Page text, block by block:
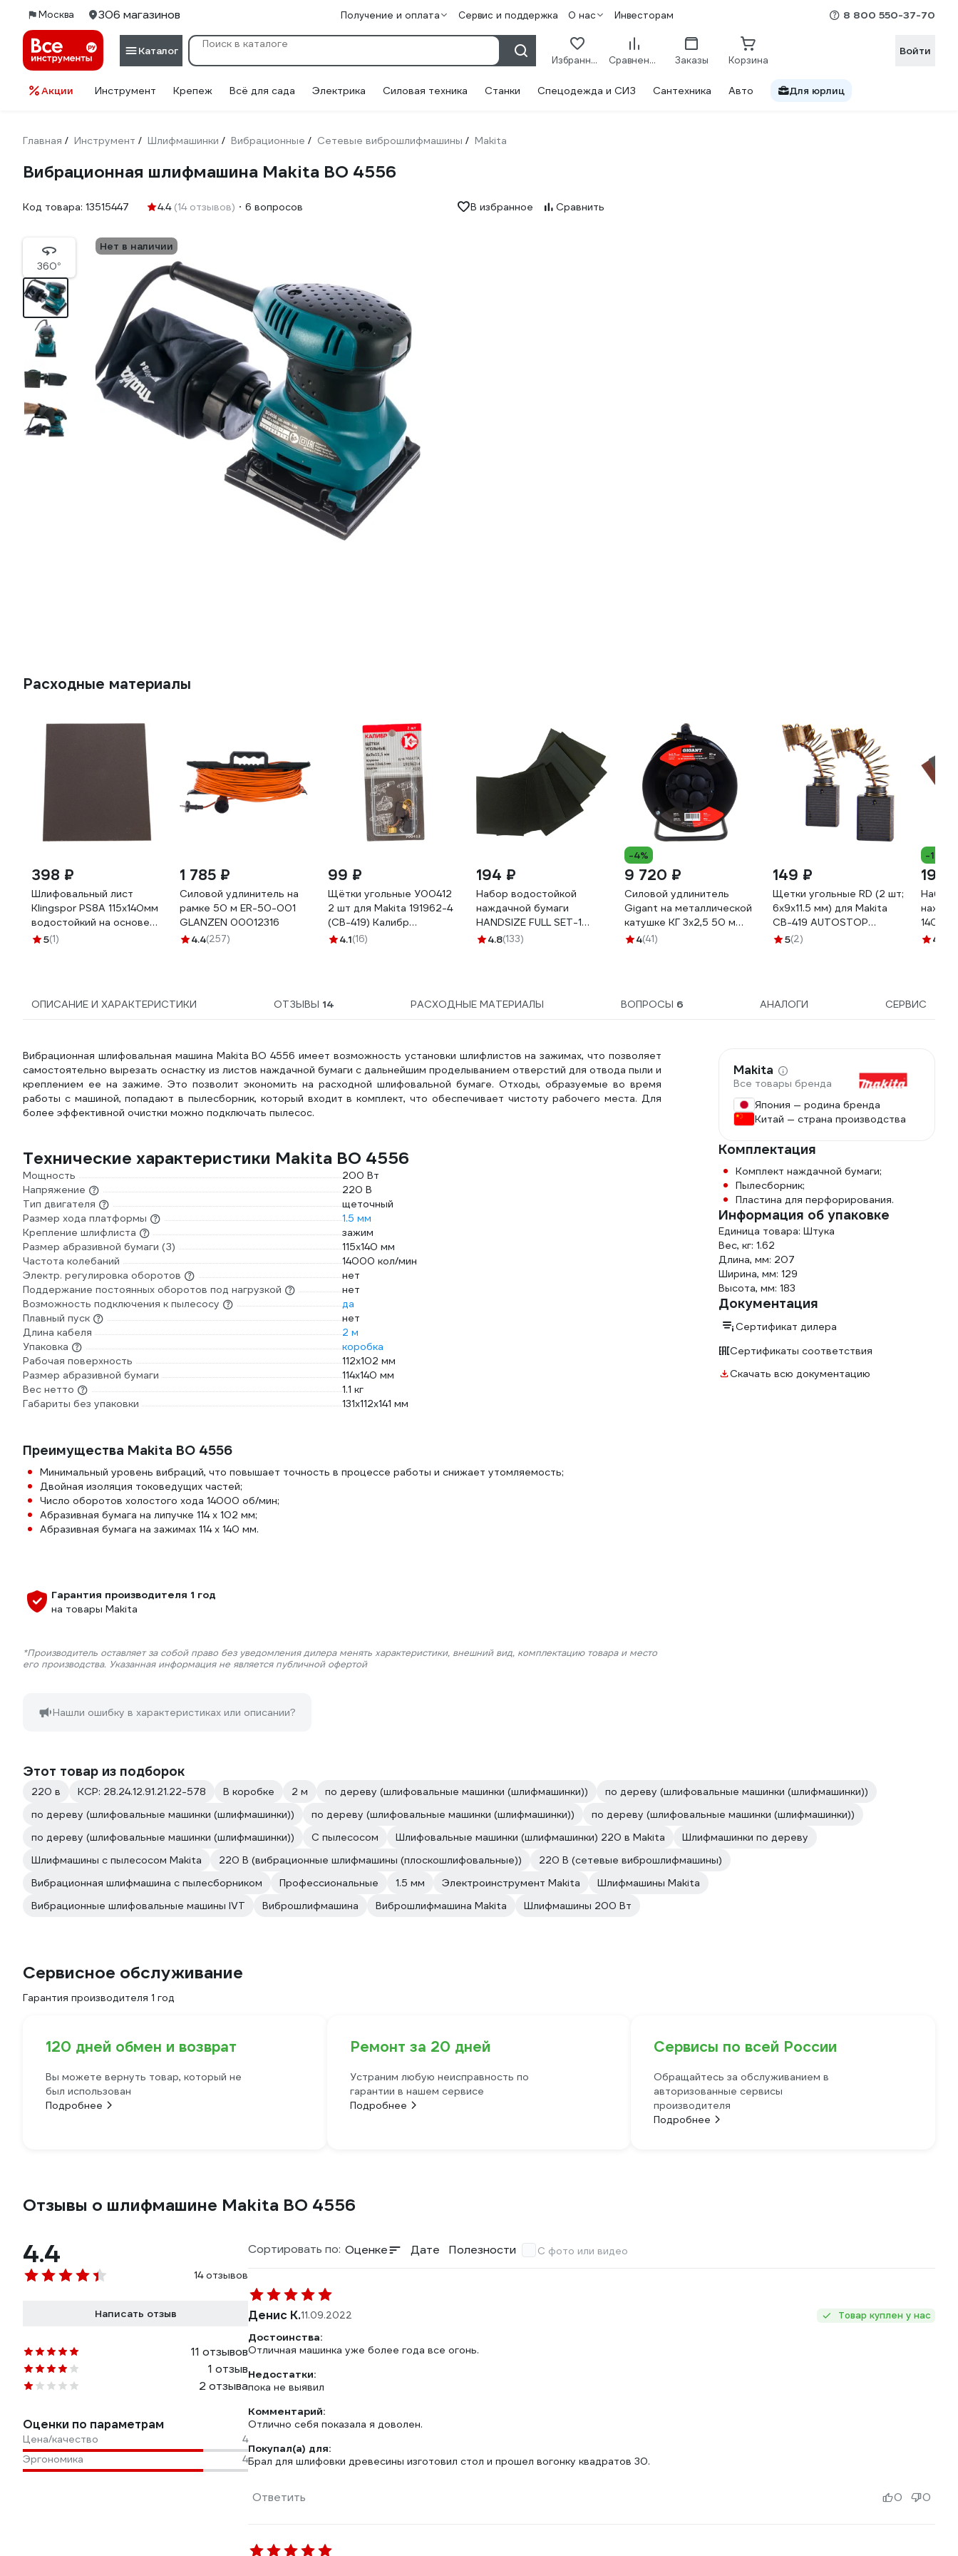
Москва 306 магазинов Получение и оплата Сервис и поддержка О нас Инвесторам 8 800 550-37-70
Каталог
Избранное Сравнение Заказы Корзина
Войти
Акции Инструмент Крепеж Всё для сада Электрика Силовая техника Станки Спецодежда и СИЗ Сантехника Авто Для юрлиц
Главная / Инструмент / Шлифмашинки / Вибрационные / Сетевые виброшлифмашины / Makita
Вибрационная шлифмашина Makita BO 4556
Код товара: 13515447 4.4 (14 отзывов) 6 вопросов В избранное Сравнить
360°
Нет в наличии
Расходные материалы
398 ₽
Шлифовальный лист
Klingspor PS8A 115x140мм
водостойкий на основе
из латексной бумаги,
5(1)
1 785 ₽
Силовой удлинитель на
рамке 50 м ER-50-001
GLANZEN 00012316
4.4(257)
99 ₽
Щётки угольные У00412
2 шт для Makita 191962-4
(CB-419) Калибр
00000075109
4.1(16)
194 ₽
Набор водостойкой
наждачной бумаги
HANDSIZE FULL SET-1
140x115 мм ABRAFORM
4.8(133)
-4%
9 720 ₽
Силовой удлинитель
Gigant на металлической
катушке КГ 3x2,5 50 м
80080
4(41)
149 ₽
Щетки угольные RD (2 шт;
6х9х11.5 мм) для Makita
CB-419 AUTOSTOP
HAMMER 54797
5(2)
-18%
194
Набор
1022111
4.9
ОПИСАНИЕ И ХАРАКТЕРИСТИКИ ОТЗЫВЫ 14 РАСХОДНЫЕ МАТЕРИАЛЫ ВОПРОСЫ 6 АНАЛОГИ СЕРВИС
Вибрационная шлифовальная машина Makita BO 4556 имеет возможность установки шлифлистов на зажимах, что позволяет
самостоятельно вырезать оснастку из листов наждачной бумаги с дальнейшим проделыванием отверстий для отвода пыли и
креплением ее на зажиме. Это позволит экономить на расходной шлифовальной бумаге. Отходы, образуемые во время
работы с машиной, попадают в пылесборник, который входит в комплект, что обеспечивает чистоту рабочего места. Для
более эффективной очистки можно подключать пылесос.
Технические характеристики Makita BO 4556
Мощность
200 Вт
Напряжение
220 В
Тип двигателя
щеточный
Размер хода платформы
1.5 мм
Крепление шлифлиста
зажим
Размер абразивной бумаги (З)
115х140 мм
Частота колебаний
14000 кол/мин
Электр. регулировка оборотов
нет
Поддержание постоянных оборотов под нагрузкой
нет
Возможность подключения к пылесосу
да
Плавный пуск
нет
Длина кабеля
2 м
Упаковка
коробка
Рабочая поверхность
112х102 мм
Размер абразивной бумаги
114х140 мм
Вес нетто
1.1 кг
Габариты без упаковки
131x112x141 мм
Преимущества Makita BO 4556
Минимальный уровень вибраций, что повышает точность в процессе работы и снижает утомляемость;
Двойная изоляция токоведущих частей;
Число оборотов холостого хода 14000 об/мин;
Абразивная бумага на липучке 114 x 102 мм;
Абразивная бумага на зажимах 114 x 140 мм.
Гарантия производителя 1 год
на товары Makita
*Производитель оставляет за собой право без уведомления дилера менять характеристики, внешний вид, комплектацию товара и место
его производства. Указанная информация не является публичной офертой
Нашли ошибку в характеристиках или описании?
Makita
Все товары бренда
Япония — родина бренда
Китай — страна производства
Комплектация
Комплект наждачной бумаги;
Пылесборник;
Пластина для перфорирования.
Информация об упаковке
Единица товара: Штука
Вес, кг: 1.62
Длина, мм: 207
Ширина, мм: 129
Высота, мм: 183
Документация
Сертификат дилера
Сертификаты соответствия
Скачать всю документацию
Этот товар из подборок
220 в КСР: 28.24.12.91.21.22-578 В коробке 2 м по дереву (шлифовальные машинки (шлифмашинки))
по дереву (шлифовальные машинки (шлифмашинки))
по дереву (шлифовальные машинки (шлифмашинки))
по дереву (шлифовальные машинки (шлифмашинки))
по дереву (шлифовальные машинки (шлифмашинки))
по дереву (шлифовальные машинки (шлифмашинки))
С пылесосом Шлифовальные машинки (шлифмашинки) 220 в Makita
Шлифмашинки по дереву
Шлифмашины с пылесосом Makita
220 В (вибрационные шлифмашины (плоскошлифовальные))
220 В (сетевые виброшлифмашины)
Вибрационная шлифмашина с пылесборником
Профессиональные 1.5 мм Электроинструмент Makita
Шлифмашины Makita
Вибрационные шлифовальные машины IVT
Виброшлифмашина Виброшлифмашина Makita Шлифмашины 200 Вт
Сервисное обслуживание
Гарантия производителя 1 год
120 дней обмен и возврат
Вы можете вернуть товар, который не
был использован
Подробнее
Ремонт за 20 дней
Устраним любую неисправность по
гарантии в нашем сервисе
Подробнее
Сервисы по всей России
Обращайтесь за обслуживанием в
авторизованные сервисы
производителя
Подробнее
Отзывы о шлифмашине Makita BO 4556
4.4
14 отзывов
Написать отзыв
11 отзывов
1 отзыв
2 отзыва
Оценки по параметрам
Цена/качество
4
Эргономика
4
Сортировать по: Оценке Дате Полезности С фото или видео
Денис К.11.09.2022 Товар куплен у нас
Достоинства:
Отличная машинка уже более года все огонь.
Недостатки:
пока не выявил
Комментарий:
Отлично себя показала я доволен.
Покупал(а) для:
Брал для шлифовки древесины изготовил стол и прошел вогонку квадратов 30.
Ответить 0 0